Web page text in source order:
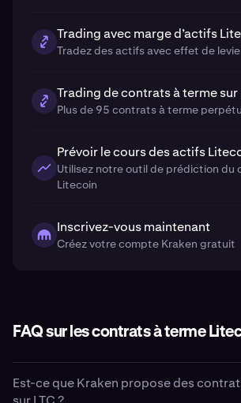
Trading avec marge d’actifs
Tradez des actifs avec effet de
Trading de contrats à terme
Plus de 95 contrats à terme
Prévoir le cours des actifs
Utilisez notre outil de prédiction du
Litecoin
Inscrivez-vous maintenant
Créez votre compte Kraken gratuit
FAQ sur les contrats à terme
Est-ce que Kraken propose des